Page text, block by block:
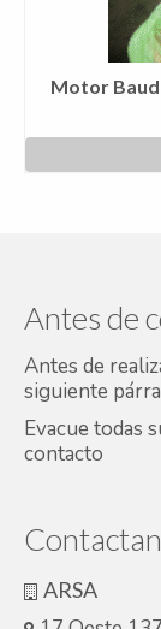
Motor
Antes de
Antes de
siguiente
Evacue todas
contacto
ARSA